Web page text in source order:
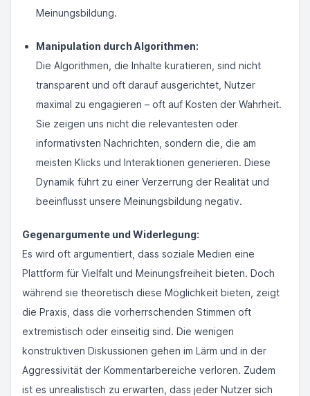
Meinungsbildung.
Manipulation durch Algorithmen:
Die Algorithmen, die Inhalte kuratieren, sind nicht
transparent und oft darauf ausgerichtet, Nutzer
maximal zu engagieren – oft auf Kosten der Wahrheit.
Sie zeigen uns nicht die relevantesten oder
informativsten Nachrichten, sondern die, die am
meisten Klicks und Interaktionen generieren. Diese
Dynamik führt zu einer Verzerrung der Realität und
beeinflusst unsere Meinungsbildung negativ.
Gegenargumente und Widerlegung:
Es wird oft argumentiert, dass soziale Medien eine
Plattform für Vielfalt und Meinungsfreiheit bieten. Doch
während sie theoretisch diese Möglichkeit bieten, zeigt
die Praxis, dass die vorherrschenden Stimmen oft
extremistisch oder einseitig sind. Die wenigen
konstruktiven Diskussionen gehen im Lärm und in der
Aggressivität der Kommentarbereiche verloren. Zudem
ist es unrealistisch zu erwarten, dass jeder Nutzer sich